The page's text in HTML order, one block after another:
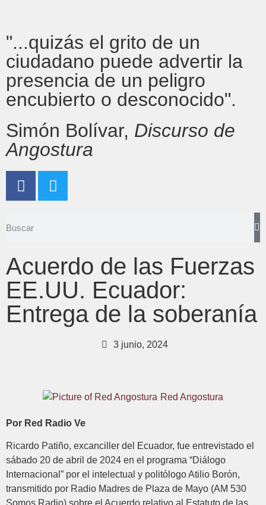
"...quizás el grito de un
ciudadano puede advertir la
presencia de un peligro
encubierto o desconocido".
Simón Bolívar, Discurso de
Angostura
Acuerdo de las Fuerzas
EE.UU. Ecuador:
Entrega de la soberanía
3 junio, 2024
Red Angostura
Por Red Radio Ve
Ricardo Patiño, excanciller del Ecuador, fue entrevistado el
sábado 20 de abril de 2024 en el programa “Diálogo
Internacional” por el intelectual y politólogo Atilio Borón,
transmitido por Radio Madres de Plaza de Mayo (AM 530